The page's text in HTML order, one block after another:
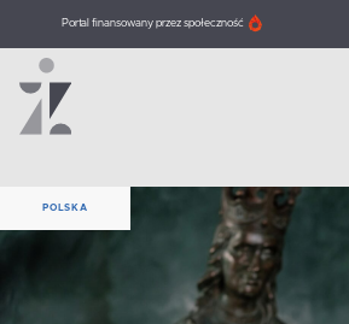
Portal finansowany przez społeczność
POLSKA